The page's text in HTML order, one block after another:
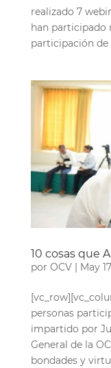
realizado 7
han participado
participación de
10 cosas que
por OCV| May
personas
impartido por
General de la
bondades y